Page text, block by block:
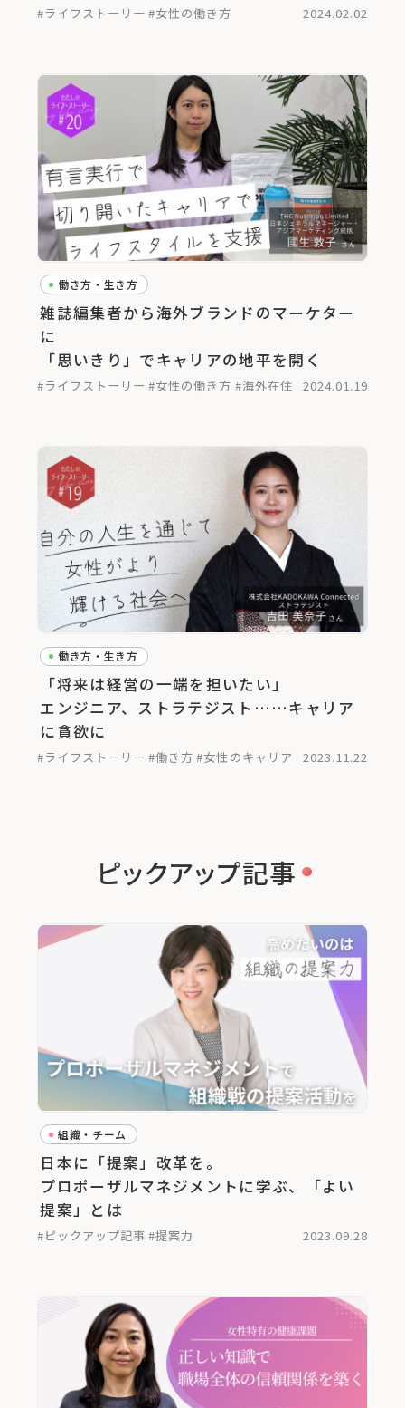
#ライフストーリー #女性の働き方 2024.02.02
働き方・生き方
雑誌編集者から海外ブランドのマーケター
に
「思いきり」でキャリアの地平を開く
#ライフストーリー #女性の働き方 #海外在住 2024.01.19
働き方・生き方
「将来は経営の一端を担いたい」
エンジニア、ストラテジスト……キャリア
に貪欲に
#ライフストーリー #働き方 #女性のキャリア 2023.11.22
ピックアップ記事
組織・チーム
日本に「提案」改革を。
プロポーザルマネジメントに学ぶ、「よい
提案」とは
#ピックアップ記事 #提案力 2023.09.28